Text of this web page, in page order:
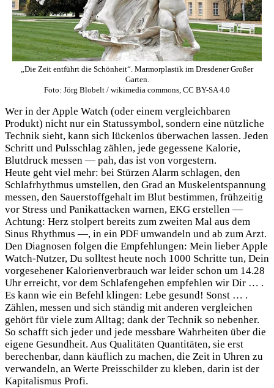
„Die Zeit entführt die Schönheit“. Marmorplastik im Dresdener Großer
Garten.
Foto: Jörg Blobelt / wikimedia commons, CC BY-SA 4.0
Wer in der Apple Watch (oder einem vergleichbaren
Produkt) nicht nur ein Statussymbol, sondern eine nützliche
Technik sieht, kann sich lückenlos überwachen lassen. Jeden
Schritt und Pulsschlag zählen, jede gegessene Kalorie,
Blutdruck messen — pah, das ist von vorgestern.
Heute geht viel mehr: bei Stürzen Alarm schlagen, den
Schlafrhythmus umstellen, den Grad an Muskelentspannung
messen, den Sauerstoffgehalt im Blut bestimmen, frühzeitig
vor Stress und Panikattacken warnen, EKG erstellen —
Achtung: Herz stolpert bereits zum zweiten Mal aus dem
Sinus Rhythmus —, in ein PDF umwandeln und ab zum Arzt.
Den Diagnosen folgen die Empfehlungen: Mein lieber Apple
Watch-Nutzer, Du solltest heute noch 1000 Schritte tun, Dein
vorgesehener Kalorienverbrauch war leider schon um 14.28
Uhr erreicht, vor dem Schlafengehen empfehlen wir Dir … .
Es kann wie ein Befehl klingen: Lebe gesund! Sonst … .
Zählen, messen und sich ständig mit anderen vergleichen
gehört für viele zum Alltag; dank der Technik so nebenher.
So schafft sich jeder und jede messbare Wahrheiten über die
eigene Gesundheit. Aus Qualitäten Quantitäten, sie erst
berechenbar, dann käuflich zu machen, die Zeit in Uhren zu
verwandeln, an Werte Preisschilder zu kleben, darin ist der
Kapitalismus Profi.